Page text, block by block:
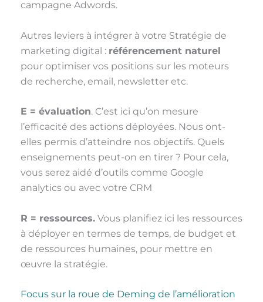
campagne Adwords.
Autres leviers à intégrer à votre Stratégie de
marketing digital : référencement naturel
pour optimiser vos positions sur les moteurs
de recherche, email, newsletter etc.
E = évaluation. C’est ici qu’on mesure
l’efficacité des actions déployées. Nous ont-
elles permis d’atteindre nos objectifs. Quels
enseignements peut-on en tirer ? Pour cela,
vous serez aidé d’outils comme Google
analytics ou avec votre CRM
R = ressources.Vous planifiez ici les ressources
à déployer en termes de temps, de budget et
de ressources humaines, pour mettre en
œuvre la stratégie.
Focus sur la roue de Deming de l’amélioration